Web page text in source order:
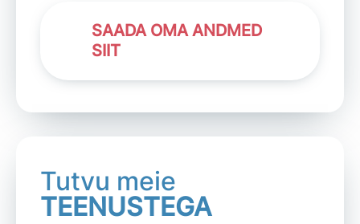
SAADA OMA ANDMED
SIIT
Tutvu meie
TEENUSTEGA